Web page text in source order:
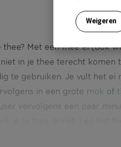
Weigeren
Met een thee ei (ook
in je thee terecht komen
te gebruiken. Je vult het ei
in een grote mok of
vervolgens een paar